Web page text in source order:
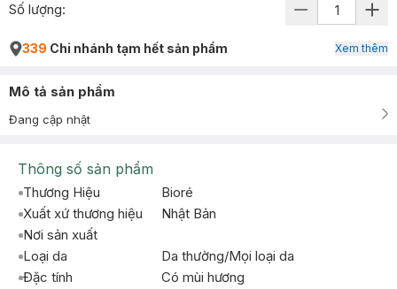
Số lượng:
339 Chi nhánh tạm hết sản phẩm Xem thêm
Mô tả sản phẩm
Đang cập nhật
Thông số sản phẩm
Thương Hiệu
Bioré
Xuất xứ thương hiệu
Nhật Bản
Nơi sản xuất
Loại da
Da thường/Mọi loại da
Đặc tính
Có mùi hương